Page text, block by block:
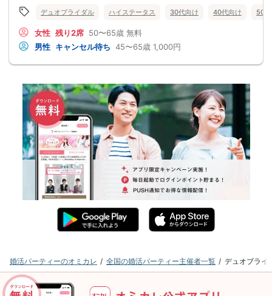
デュオブライダル ハイステータス 30代向け 40代向け 50
女性 残り2席 50〜65歳 無料
男性 キャンセル待ち 45〜65歳 1,000円
婚活パーティーのオミカレ 全国の婚活パーティー主催者一覧 デュオブライ